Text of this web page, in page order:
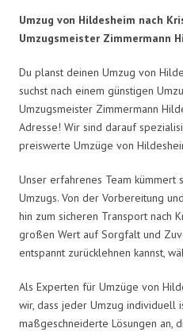
Umzug von Hildesheim nach
Umzugsmeister Zimmermann
Du planst deinen Umzug von
suchst nach einem günstigen
Umzugsmeister Zimmermann
Adresse! Wir sind darauf
preiswerte Umzüge von
Unser erfahrenes Team kümmert
Umzugs. Von der Vorbereitung
hin zum sicheren Transport nach
großen Wert auf Sorgfalt und
entspannt zurücklehnen kannst,
Als Experten für Umzüge von
wir, dass jeder Umzug individuell
maßgeschneiderte Lösungen an,